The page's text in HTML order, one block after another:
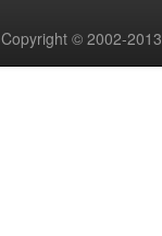
Copyright © 2002-2013